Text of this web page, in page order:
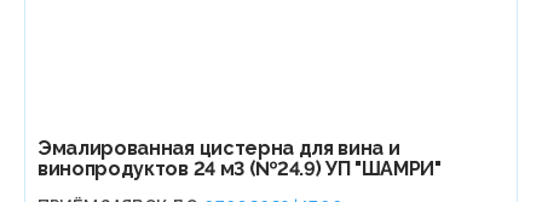
Эмалированная цистерна для вина и
винопродуктов 24 м3 (№24.9) УП "ШАМРИ"